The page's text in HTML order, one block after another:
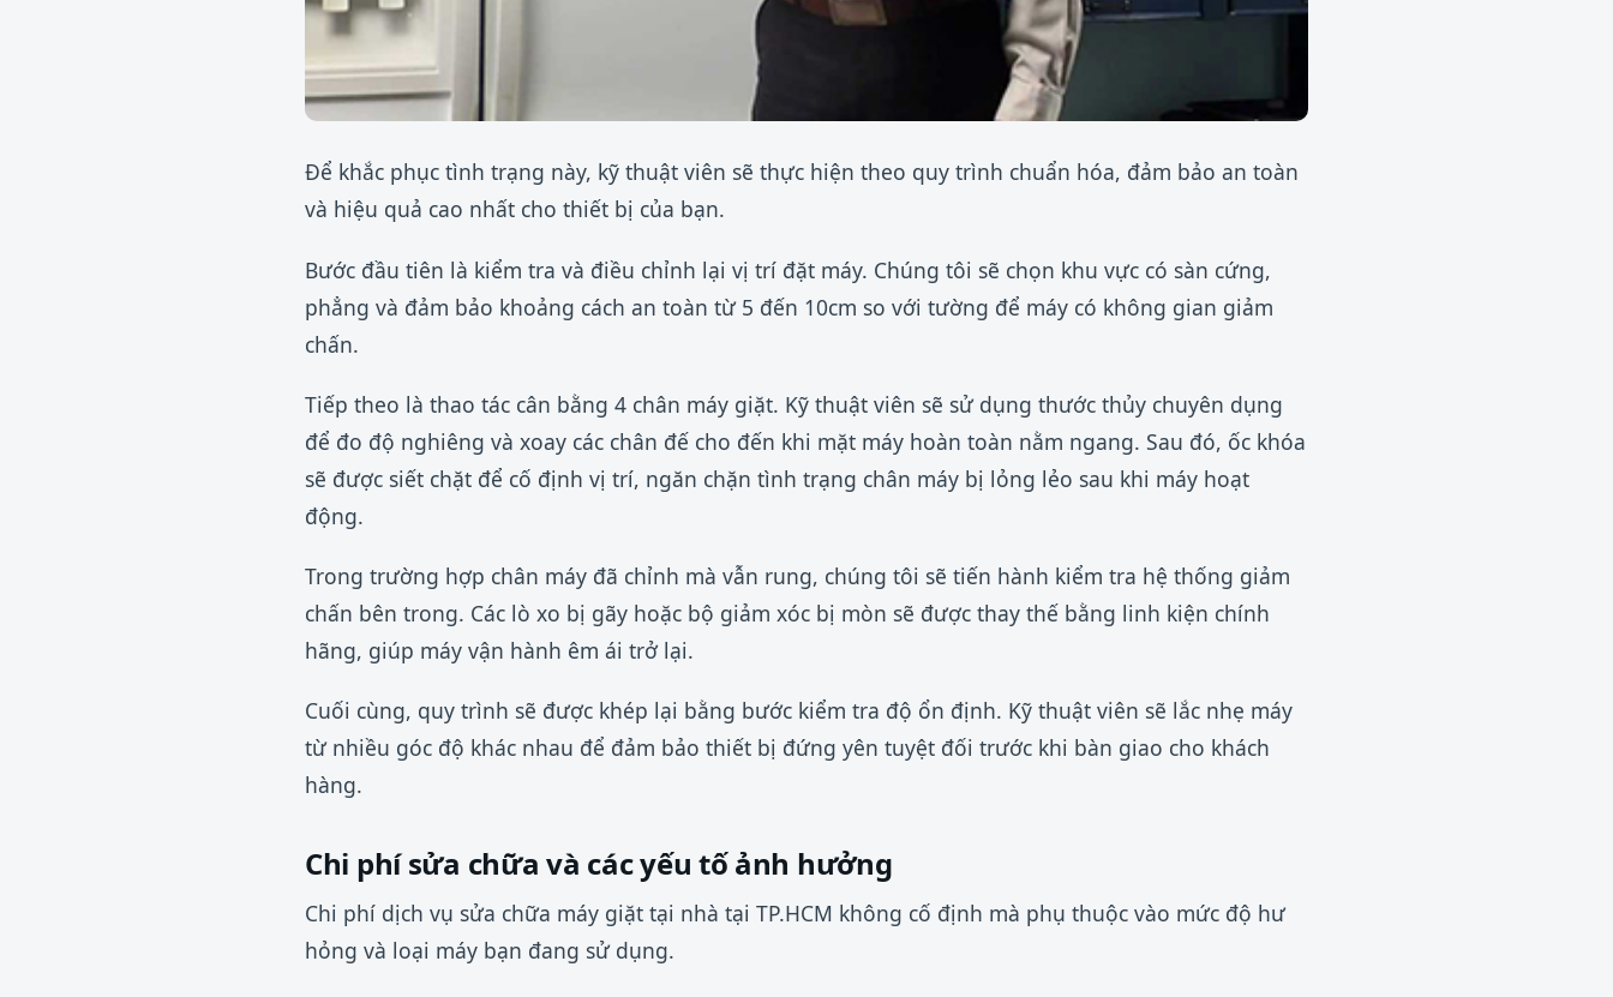
Để khắc phục tình trạng này, kỹ thuật viên sẽ thực hiện theo quy trình chuẩn hóa, đảm bảo an toàn
và hiệu quả cao nhất cho thiết bị của bạn.
Bước đầu tiên là kiểm tra và điều chỉnh lại vị trí đặt máy. Chúng tôi sẽ chọn khu vực có sàn cứng,
phẳng và đảm bảo khoảng cách an toàn từ 5 đến 10cm so với tường để máy có không gian giảm
chấn.
Tiếp theo là thao tác cân bằng 4 chân máy giặt. Kỹ thuật viên sẽ sử dụng thước thủy chuyên dụng
để đo độ nghiêng và xoay các chân đế cho đến khi mặt máy hoàn toàn nằm ngang. Sau đó, ốc khóa
sẽ được siết chặt để cố định vị trí, ngăn chặn tình trạng chân máy bị lỏng lẻo sau khi máy hoạt
động.
Trong trường hợp chân máy đã chỉnh mà vẫn rung, chúng tôi sẽ tiến hành kiểm tra hệ thống giảm
chấn bên trong. Các lò xo bị gãy hoặc bộ giảm xóc bị mòn sẽ được thay thế bằng linh kiện chính
hãng, giúp máy vận hành êm ái trở lại.
Cuối cùng, quy trình sẽ được khép lại bằng bước kiểm tra độ ổn định. Kỹ thuật viên sẽ lắc nhẹ máy
từ nhiều góc độ khác nhau để đảm bảo thiết bị đứng yên tuyệt đối trước khi bàn giao cho khách
hàng.
Chi phí sửa chữa và các yếu tố ảnh hưởng
Chi phí dịch vụ sửa chữa máy giặt tại nhà tại TP.HCM không cố định mà phụ thuộc vào mức độ hư
hỏng và loại máy bạn đang sử dụng.